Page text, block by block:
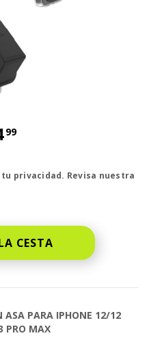
99
privacidad. Revisa nuestra
CESTA
ASA PARA IPHONE 12/12
PRO MAX